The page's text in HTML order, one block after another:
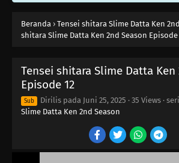
Beranda › Tensei shitara Slime Datta Ken
shitara Slime Datta Ken 2nd Season Episode
Tensei shitara Slime Datta Ken
Episode 12
Sub Dirilis pada Juni 25, 2025 · 35 Views ·
Slime Datta Ken 2nd Season